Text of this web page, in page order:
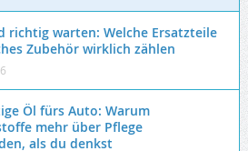
richtig warten: Welche Ersatzteile
Zubehör wirklich zählen
Öl fürs Auto: Warum
mehr über Pflege
als du denkst